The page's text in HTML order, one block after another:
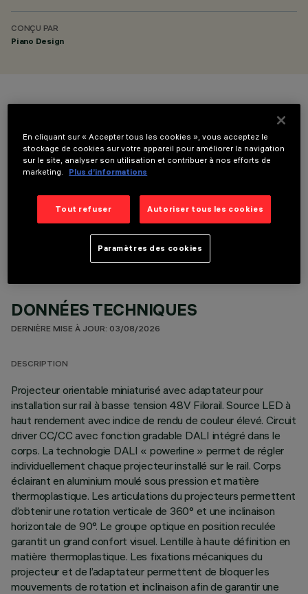
CONÇU PAR
Piano Design
COULEUR
COMPOSANTS OPTIONNELS
DONNÉES TECHNIQUES
DERNIÈRE MISE À JOUR: 03/08/2026
DESCRIPTION
Projecteur orientable miniaturisé avec adaptateur pour
installation sur rail à basse tension 48V Filorail. Source LED à
haut rendement avec indice de rendu de couleur élevé. Circuit
driver CC/CC avec fonction gradable DALI intégré dans le
corps. La technologie DALI « powerline » permet de régler
individuellement chaque projecteur installé sur le rail. Corps
éclairant en aluminium moulé sous pression et matière
thermoplastique. Les articulations du projecteurs permettent
d’obtenir une rotation verticale de 360° et une inclinaison
horizontale de 90°. Le groupe optique en position reculée
garantit un grand confort visuel. Lentille à haute définition en
matière thermoplastique. Les fixations mécaniques du
projecteur et de l’adaptateur permettent de bloquer les
mouvements de rotation et inclinaison afin de garantir une
En cliquant sur « Accepter tous les cookies », vous acceptez le
stockage de cookies sur votre appareil pour améliorer la navigation
sur le site, analyser son utilisation et contribuer à nos efforts de
marketing.
Plus d’informations
Tout refuser Autoriser tous les cookies
Paramètres des cookies